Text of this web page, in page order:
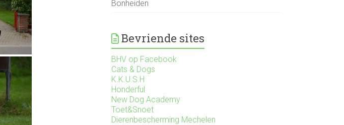
Bonheiden
Bevriende sites
BHV op Facebook
Cats & Dogs
K.K.U.S.H
Honderful
New Dog Academy
Toet&Snoet
Dierenbescherming Mechelen